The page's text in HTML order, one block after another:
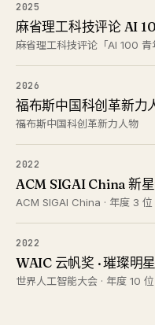
2025
麻省理工科技评论 AI
麻省理工科技评论「AI 100 青
2026
福布斯中国科创革新力
福布斯中国科创革新力人物
2022
ACM SIGAI China 新
ACM SIGAI China · 年度 3 位
2022
WAIC 云帆奖 · 璀璨明星
世界人工智能大会 · 年度 10 位